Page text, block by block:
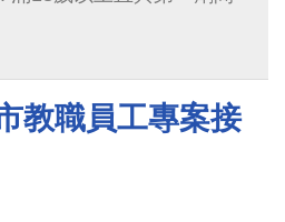
教職員工專案接